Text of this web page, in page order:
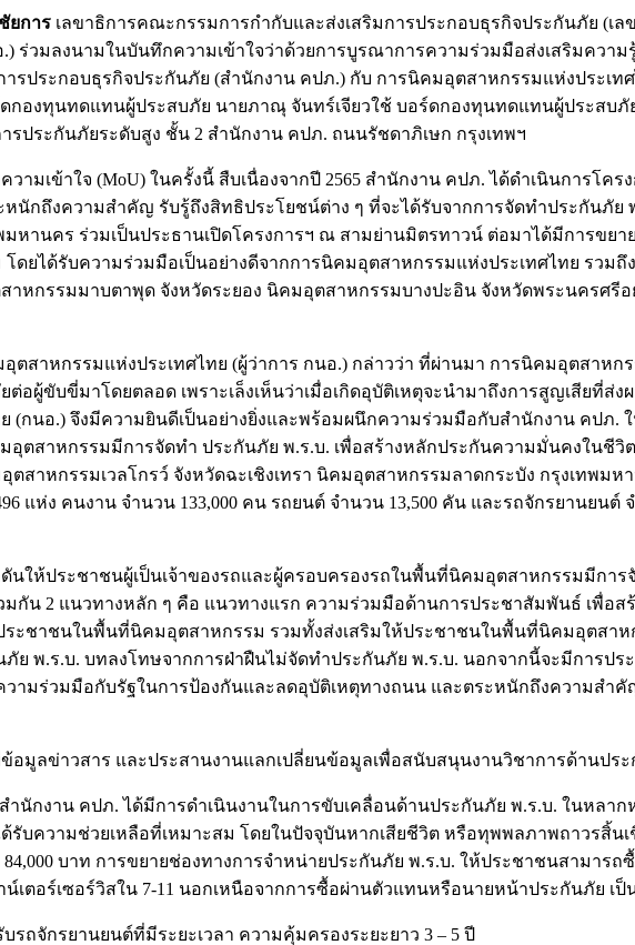
ยการ เลขาธิการคณะกรรมการกำกับและส่งเสริมการประกอบธุรกิจประกันภัย (เ
ร่วมลงนามในบันทึกความเข้าใจว่าด้วยการบูรณาการความร่วมมือส่งเสริมควา
รประกอบธุรกิจประกันภัย (สำนักงาน คปภ.) กับ การนิคมอุตสาหกรรมแห่งประเ
กองทุนทดแทนผู้ประสบภัย นายภาณุ จันทร์เจียวใช้ บอร์ดกองทุนทดแทนผู้ประสบ
ประกันภัยระดับสูง ชั้น 2 สำนักงาน คปภ. ถนนรัชดาภิเษก กรุงเทพฯ
ามเข้าใจ (MoU) ในครั้งนี้ สืบเนื่องจากปี 2565 สำนักงาน คปภ. ได้ดำเนินการโค
กถึงความสำคัญ รับรู้ถึงสิทธิประโยชน์ต่าง ๆ ที่จะได้รับจากการจัดทำประกันภัย
หานคร ร่วมเป็นประธานเปิดโครงการฯ ณ สามย่านมิตรทาวน์ ต่อมาได้มีการขย
ยได้รับความร่วมมือเป็นอย่างดีจากการนิคมอุตสาหกรรมแห่งประเทศไทย รวม
าหกรรมมาบตาพุด จังหวัดระยอง นิคมอุตสาหกรรมบางปะอิน จังหวัดพระนครศรี
ตสาหกรรมแห่งประเทศไทย (ผู้ว่าการ กนอ.) กล่าวว่า ที่ผ่านมา การนิคมอุตสาห
อผู้ขับขี่มาโดยตลอด เพราะเล็งเห็นว่าเมื่อเกิดอุบัติเหตุจะนํามาถึงการสูญเสียที่
(กนอ.) จึงมีความยินดีเป็นอย่างยิ่งและพร้อมผนึกความร่วมมือกับสำนักงาน คปภ.
ตสาหกรรมมีการจัดทำ ประกันภัย พ.ร.บ. เพื่อสร้างหลักประกันความมั่นคงในชีวิ
สาหกรรมเวลโกรว์ จังหวัดฉะเชิงเทรา นิคมอุตสาหกรรมลาดกระบัง กรุงเทพ
แห่ง คนงาน จำนวน 133,000 คน รถยนต์ จำนวน 13,500 คัน และรถจักรยานยน
นให้ประชาชนผู้เป็นเจ้าของรถและผู้ครอบครองรถในพื้นที่นิคมอุตสาหกรรมมีกา
กัน 2 แนวทางหลัก ๆ คือ แนวทางแรก ความร่วมมือด้านการประชาสัมพันธ์ เพื่อส
ะชาชนในพื้นที่นิคมอุตสาหกรรม รวมทั้งส่งเสริมให้ประชาชนในพื้นที่นิคมอุตสา
ย พ.ร.บ. บทลงโทษจากการฝ่าฝืนไม่จัดทำประกันภัย พ.ร.บ. นอกจากนี้จะมีการป
มร่วมมือกับรัฐในการป้องกันและลดอุบัติเหตุทางถนน และตระหนักถึงความสำคั
อมูลข่าวสาร และประสานงานแลกเปลี่ยนข้อมูลเพื่อสนับสนุนงานวิชาการด้านประ
ำนักงาน คปภ. ได้มีการดำเนินงานในการขับเคลื่อนด้านประกันภัย พ.ร.บ. ในหลา
รับความช่วยเหลือที่เหมาะสม โดยในปัจจุบันหากเสียชีวิต หรือทุพพลภาพถาวรสิ้น
บาท การขยายช่องทางการจำหน่ายประกันภัย พ.ร.บ. ให้ประชาชนสามาร
เตอร์เซอร์วิสใน 7-11 นอกเหนือจากการซื้อผ่านตัวแทนหรือนายหน้าประกันภัย เป็
จักรยานยนต์ที่มีระยะเวลา ความคุ้มครองระยะยาว 3 – 5 ปี